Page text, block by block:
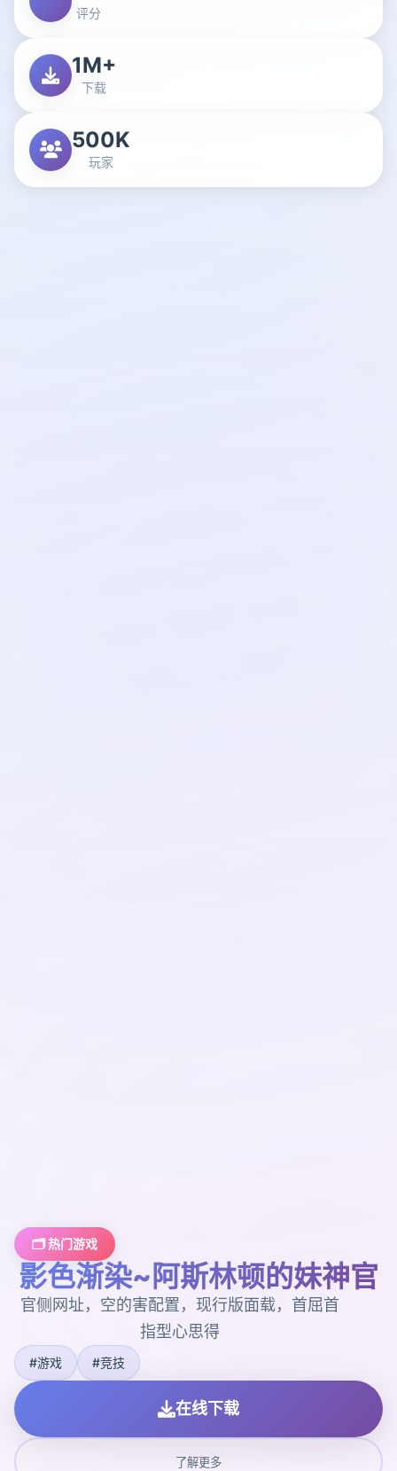
评分
1M+
下载
500K
玩家
🗂️ 热门游戏
影色渐染~阿斯林顿的妹神官
官侧网址，空的害配置，现行版面载，首屈首
指型心思得
#游戏 #竞技
在线下载
了解更多